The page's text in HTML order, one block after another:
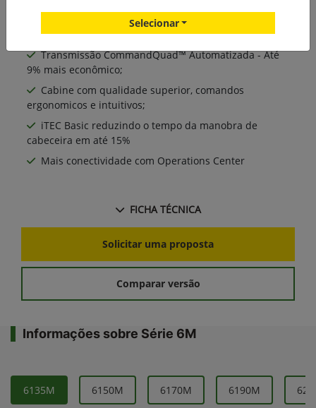
Transmissão CommandQuad™ Automatizada - Até
9% mais econômico;
Cabine com qualidade superior, comandos
ergonomicos e intuitivos;
iTEC Basic reduzindo o tempo da manobra de
cabeceira em até 15%
Mais conectividade com Operations Center
FICHA TÉCNICA
Solicitar uma proposta
Comparar versão
Informações sobre Série 6M
6135M 6150M 6170M 6190M
Selecionar